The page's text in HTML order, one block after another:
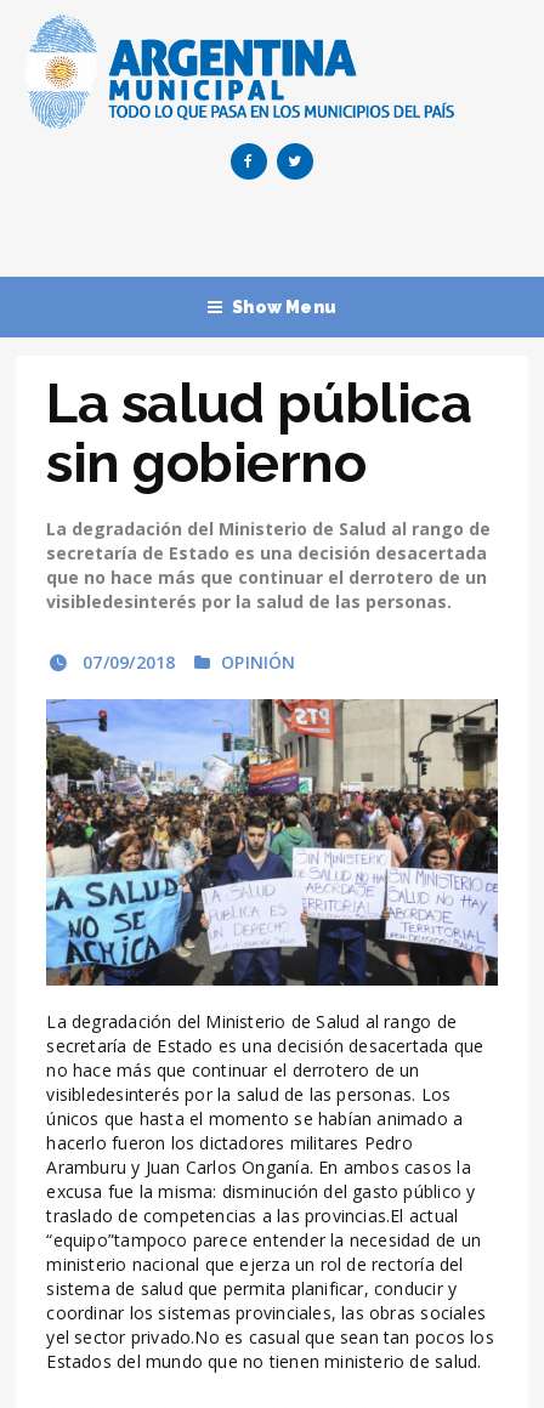
Show Menu
La salud pública
sin gobierno
La degradación del Ministerio de Salud al rango de
secretaría de Estado es una decisión desacertada
que no hace más que continuar el derrotero de un
visibledesinterés por la salud de las personas.
07/09/2018 OPINIÓN
La degradación del Ministerio de Salud al rango de
secretaría de Estado es una decisión desacertada que
no hace más que continuar el derrotero de un
visibledesinterés por la salud de las personas. Los
únicos que hasta el momento se habían animado a
hacerlo fueron los dictadores militares Pedro
Aramburu y Juan Carlos Onganía. En ambos casos la
excusa fue la misma: disminución del gasto público y
traslado de competencias a las provincias.El actual
“equipo”tampoco parece entender la necesidad de un
ministerio nacional que ejerza un rol de rectoría del
sistema de salud que permita planificar, conducir y
coordinar los sistemas provinciales, las obras sociales
yel sector privado.No es casual que sean tan pocos los
Estados del mundo que no tienen ministerio de salud.